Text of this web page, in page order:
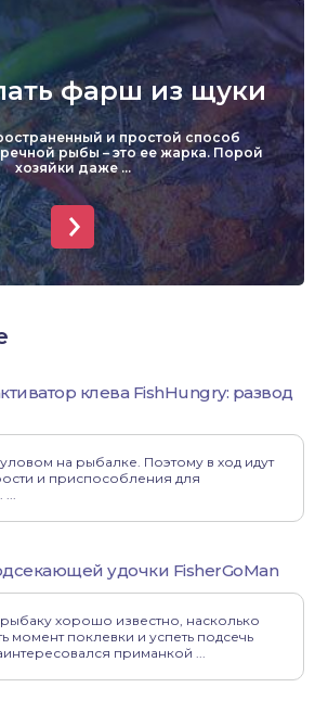
фарш из щуки
и простой способ
рыбы – это ее жарка. Порой
хозяйки даже ...
клева FishHungry: развод
на рыбалке. Поэтому в ход идут
и приспособления для
...
удочки FisherGoMan
хорошо известно, насколько
момент поклевки и успеть подсечь
приманкой ...